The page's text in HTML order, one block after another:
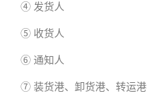
④ 发货人
⑤ 收货人
⑥ 通知人
⑦ 装货港、卸货港、转运港